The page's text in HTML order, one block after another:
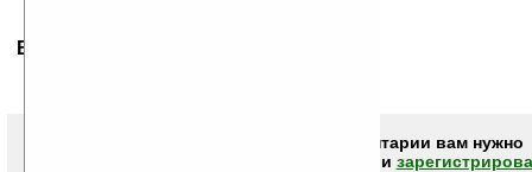
Ваше мнение будет первым.
Чтобы писать комментарии вам нужно
или